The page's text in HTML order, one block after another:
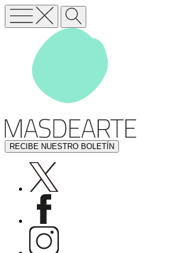
RECIBE NUESTRO BOLETÍN